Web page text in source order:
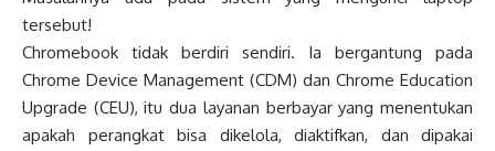
tersebut!
Chromebook tidak berdiri sendiri. Ia bergantung pada
Chrome Device Management (CDM) dan Chrome Education
Upgrade (CEU), itu dua layanan berbayar yang menentukan
apakah perangkat bisa dikelola, diaktifkan, dan dipakai